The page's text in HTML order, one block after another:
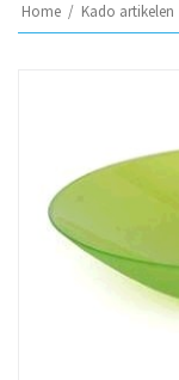
Home / Kado artikelen